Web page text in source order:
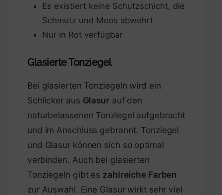
Es existiert keine Schutzschicht, die
Schmutz und Moos abwehrt
Nur in Rot verfügbar
Glasierte Tonziegel
Bei glasierten Tonziegeln wird ein
Schlicker aus Glasurauf den
naturbelassenen Tonziegel aufgebracht
und im Anschluss gebrannt. Tonziegel
und Glasur können sich so optimal
verbinden. Auch bei glasierten
Tonziegeln gibt es zahlreiche Farben
zur Auswahl. Eine Glasur wirkt sehr viel